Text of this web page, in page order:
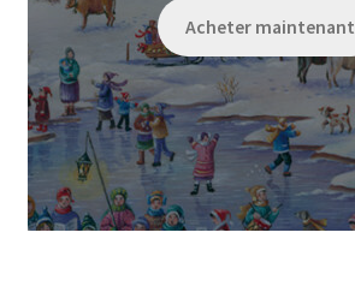
Acheter maintenant